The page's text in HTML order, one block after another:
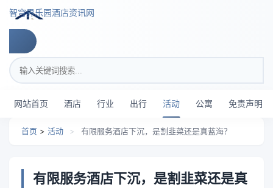
智穹界乐园酒店资讯网
搜索关键词
网站首页 酒店 行业 出行 活动 公寓 免责声明
首页 > 活动 > 有限服务酒店下沉，是割韭菜还是真蓝海？
有限服务酒店下沉，是割韭菜还是真